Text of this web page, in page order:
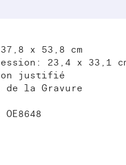
x 53,8 cm
23,4 x 33,1
justifié
la Gravure